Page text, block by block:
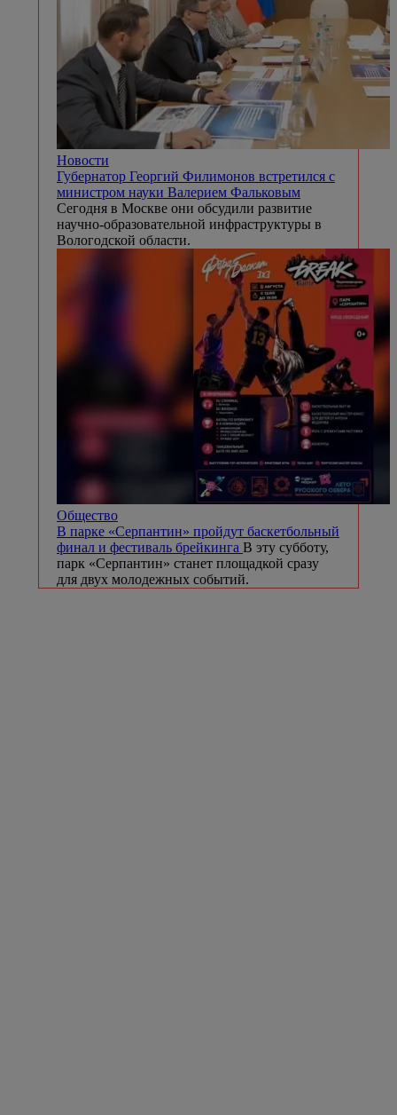
Новости
Губернатор Георгий Филимонов встретился с
министром науки Валерием Фальковым
Сегодня в Москве они обсудили развитие
научно-образовательной инфраструктуры в
Вологодской области.
Общество
В парке «Серпантин» пройдут баскетбольный
финал и фестиваль брейкинга В эту субботу,
парк «Серпантин» станет площадкой сразу
для двух молодежных событий.